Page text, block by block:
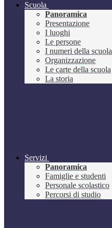
Scuola
Panoramica
Presentazione
I luoghi
Le persone
I numeri della scuola
Organizzazione
Le carte della scuola
La storia
Servizi
Panoramica
Famiglie e studenti
Personale scolastico
Percorsi di studio